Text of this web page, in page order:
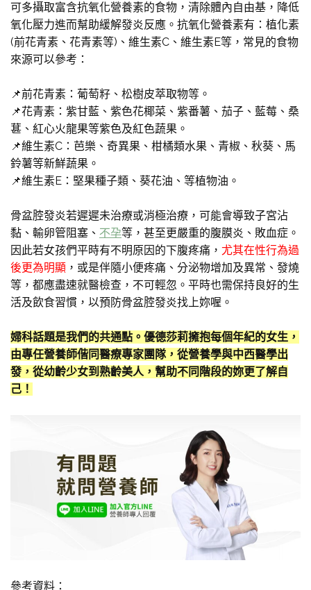
可多攝取富含抗氧化營養素的食物，清除體內自由基，降低
氧化壓力進而幫助緩解發炎反應。抗氧化營養素有：植化素
(前花青素、花青素等)、維生素C、維生素E等，常見的食物
來源可以參考：
📌前花青素：葡萄籽、松樹皮萃取物等。
📌花青素：紫甘藍、紫色花椰菜、紫番薯、茄子、藍莓、桑
葚、紅心火龍果等紫色及紅色蔬果。
📌維生素C：芭樂、奇異果、柑橘類水果、青椒、秋葵、馬
鈴薯等新鮮蔬果。
📌維生素E：堅果種子類、葵花油、等植物油。
骨盆腔發炎若遲遲未治療或消極治療，可能會導致子宮沾
黏、輸卵管阻塞、 不孕等，甚至更嚴重的腹膜炎、敗血症。
因此若女孩們平時有不明原因的下腹疼痛， 尤其在性行為過
後更為明顯 ，或是伴隨小便疼痛、分泌物增加及異常、發燒
等，都應盡速就醫檢查，不可輕忽。平時也需保持良好的生
活及飲食習慣，以預防骨盆腔發炎找上妳喔。
婦科話題是我們的共通點。優德莎莉擁抱每個年紀的女生，
由專任營養師偕同醫療專家團隊，從營養學與中西醫學出
發，從幼齡少女到熟齡美人，幫助不同階段的妳更了解自
己！
參考資料：